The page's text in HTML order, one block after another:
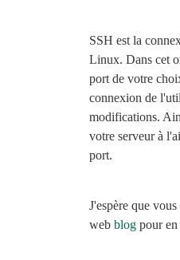
SSH est la
Linux. Dans cet
port de votre
connexion de
modifications.
votre serveur à
port.
J'espère que
web blog pour